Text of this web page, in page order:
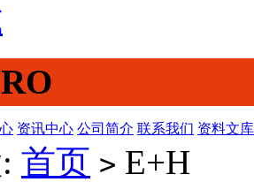
资讯中心 公司简介 联系我们 资料文库
首页 > E+H